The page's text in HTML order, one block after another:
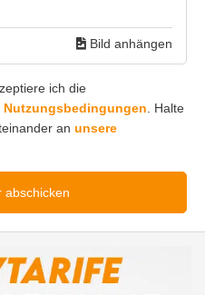
Bild anhängen
ich die
Nutzungsbedingungen. Halte
an unsere